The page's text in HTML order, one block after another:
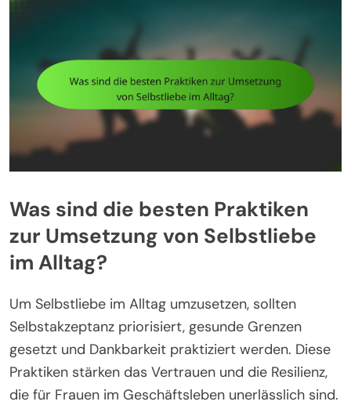
Was sind die besten Praktiken
zur Umsetzung von Selbstliebe
im Alltag?
Um Selbstliebe im Alltag umzusetzen, sollten
Selbstakzeptanz priorisiert, gesunde Grenzen
gesetzt und Dankbarkeit praktiziert werden. Diese
Praktiken stärken das Vertrauen und die Resilienz,
die für Frauen im Geschäftsleben unerlässlich sind.